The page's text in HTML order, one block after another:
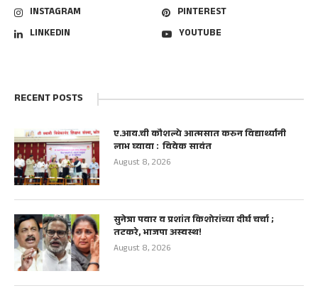
INSTAGRAM
PINTEREST
LINKEDIN
YOUTUBE
RECENT POSTS
ए.आय.ची कौशल्ये आत्मसात करुन विद्यार्थ्यांनी
लाभ घ्यावा : विवेक सावंत
August 8, 2026
सुनेत्रा पवार व प्रशांत किशोरांच्या दीर्घ चर्चा ;
तटकरे, भाजपा अस्वस्थ!
August 8, 2026